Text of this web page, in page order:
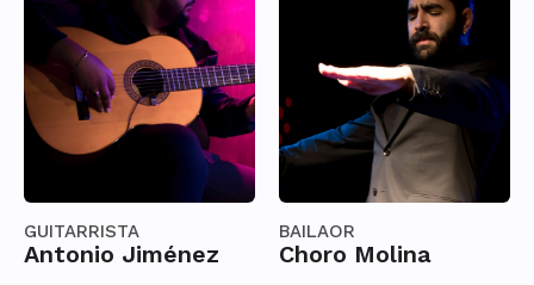
GUITARRISTA
Antonio Jiménez
BAILAOR
Choro Molina